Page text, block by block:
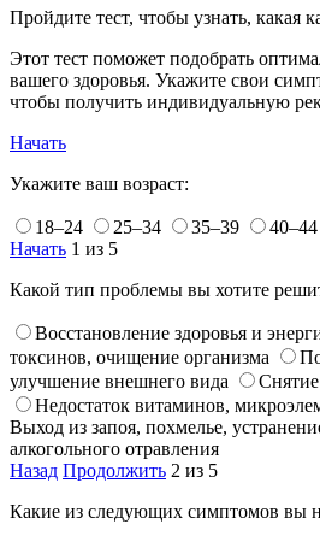
Пройдите тест, чтобы узнать, какая
Этот тест поможет подобрать
вашего здоровья. Укажите свои
чтобы получить индивидуальную
Начать
Укажите ваш возраст:
18–24 25–34 35–39 40–44
Начать 1 из 5
Какой тип проблемы вы хотите
Восстановление здоровья и
токсинов, очищение организма
улучшение внешнего вида
Недостаток витаминов,
Выход из запоя, похмелье,
алкогольного отравления
Назад Продолжить 2 из 5
Какие из следующих симптомов вы